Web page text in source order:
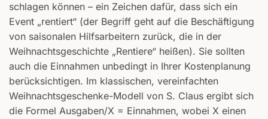
schlagen können – ein Zeichen dafür, dass sich ein
Event „rentiert“ (der Begriff geht auf die Beschäftigung
von saisonalen Hilfsarbeitern zurück, die in der
Weihnachtsgeschichte „Rentiere“ heißen). Sie sollten
auch die Einnahmen unbedingt in Ihrer Kostenplanung
berücksichtigen. Im klassischen, vereinfachten
Weihnachtsgeschenke-Modell von S. Claus ergibt sich
die Formel Ausgaben/X = Einnahmen, wobei X einen